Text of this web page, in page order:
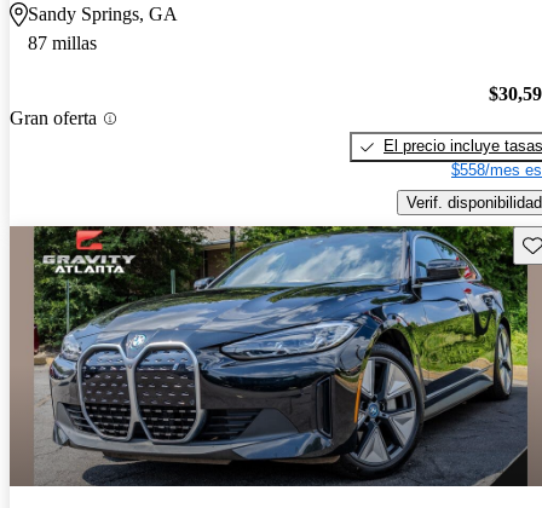
Sandy Springs, GA
87 millas
Gran oferta
El precio incluye tasas
$558/mes
Verif. disponibilidad